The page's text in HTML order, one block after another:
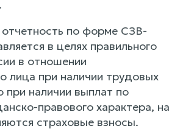
по форме СЗВ-
в целях правильного
в отношении
лица при наличии трудовых
при наличии выплат по
правового характера, на
страховые взносы.